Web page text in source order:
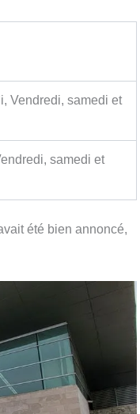
Vendredi, samedi et
samedi et
été bien annoncé,